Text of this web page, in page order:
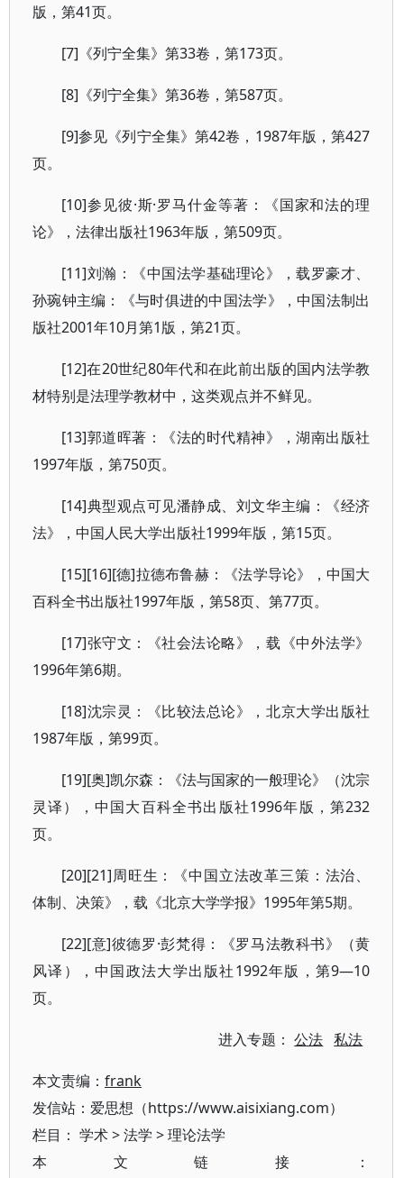
版，第41页。
[7]《列宁全集》第33卷，第173页。
[8]《列宁全集》第36卷，第587页。
[9]参见《列宁全集》第42卷，1987年版，第427
页。
[10]参见彼·斯·罗马什金等著：《国家和法的理
论》，法律出版社1963年版，第509页。
[11]刘瀚：《中国法学基础理论》，载罗豪才、
孙琬钟主编：《与时俱进的中国法学》，中国法制出
版社2001年10月第1版，第21页。
[12]在20世纪80年代和在此前出版的国内法学教
材特别是法理学教材中，这类观点并不鲜见。
[13]郭道晖著：《法的时代精神》，湖南出版社
1997年版，第750页。
[14]典型观点可见潘静成、刘文华主编：《经济
法》，中国人民大学出版社1999年版，第15页。
[15][16][德]拉德布鲁赫：《法学导论》，中国大
百科全书出版社1997年版，第58页、第77页。
[17]张守文：《社会法论略》，载《中外法学》
1996年第6期。
[18]沈宗灵：《比较法总论》，北京大学出版社
1987年版，第99页。
[19][奥]凯尔森：《法与国家的一般理论》（沈宗
灵译），中国大百科全书出版社1996年版，第232
页。
[20][21]周旺生：《中国立法改革三策：法治、
体制、决策》，载《北京大学学报》1995年第5期。
[22][意]彼德罗·彭梵得：《罗马法教科书》（黄
风译），中国政法大学出版社1992年版，第9—10
页。
进入专题：公法 私法
本文责编： frank
发信站：爱思想（https://www.aisixiang.com）
栏目： 学术>法学 >理论法学
本文链接：